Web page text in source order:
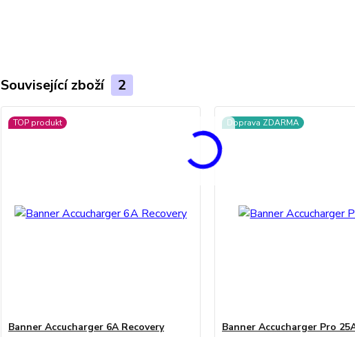
Související zboží 2
TOP produkt
Banner Accucharger 6A Recovery
Doprava ZDARMA
Banner Accucharger Pro